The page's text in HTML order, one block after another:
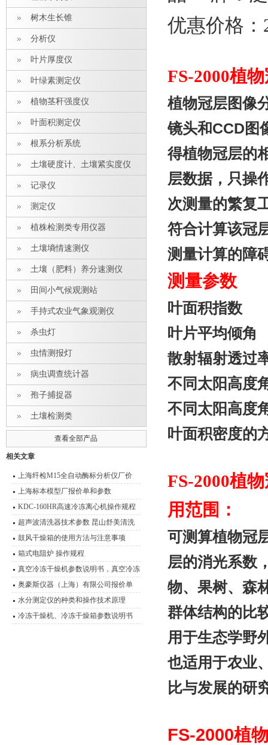
树木生长锥
分析仪
叶片厚度仪
叶绿素测定仪
植物茎秆强度仪
叶面积测定仪
根系分析系统
土壤硬度计、土壤紧实度仪
记录仪
测定仪
植株检测类专用仪器
土壤墒情速测仪
土壤（肥料）养分速测仪
田间小气候观测站
手持式农业气象观测仪
杀虫灯
虫情测报灯
病虫调查统计器
孢子捕捉器
土壤检测类
查看全部产品
相关文章
上海纤检M15全自动酶标分析仪厂价
上海标本模型厂报价单和参数
KDC-160HR高速冷冻离心机操作规程
离心机使用与维护
超声波清洗器技术参数 昆山舒美清洗
器产品型号 报价
鼓风干燥箱的使用方法与注意事项
箱式电阻炉 操作规程
真空冷冻干燥机参数说明书，真空冷冻
干燥箱
奥豪斯仪器（上海）有限公司报价单
水分测定仪的种类和操作技术原理
冷冻干燥机、冷冻干燥箱参数说明书
优惠价格：
FS-2000植
植物冠层图像
镜头和CCD图
得植物冠层的
层数据，只操
次测量的繁复
符合计算该冠
测量计算的障
测量参数
叶面积指数
叶片平均倾角
散射辐
不同太阳高度
不同太阳高度
叶面积密度的
FS-2000植
用范围：
可测算植物冠
层的消光系数
物、果树、森
群体结构的比
用于生态学野
也适用于农业
比与发展的研
FS-2000植